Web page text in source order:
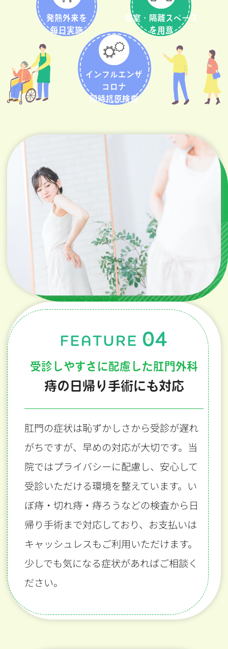
発熱外来を
毎日実施
個室・隔離スペース
を用意
インフルエンザ
コロナ
同時抗原検査
受診しやすさに配慮した肛門外科
痔の日帰り手術にも対応
肛門の症状は恥ずかしさから受診が遅れ
がちですが、早めの対応が大切です。当
院ではプライバシーに配慮し、安心して
受診いただける環境を整えています。い
ぼ痔・切れ痔・痔ろうなどの検査から日
帰り手術まで対応しており、お支払いは
キャッシュレスもご利用いただけます。
少しでも気になる症状があればご相談く
ださい。